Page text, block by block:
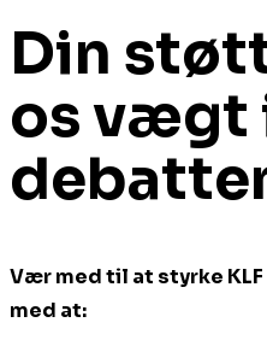
Din
os vægt
Vær med til at styrke
med at: